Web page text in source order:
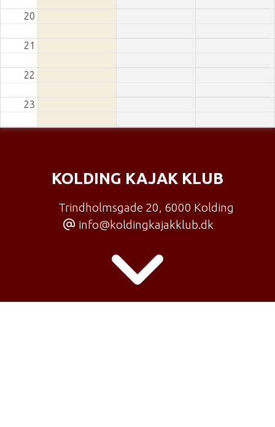
20
21
22
23
KOLDING KAJAK KLUB
Trindholmsgade 20, 6000 Kolding
info@koldingkajakklub.dk